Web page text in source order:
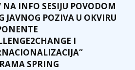
NA INFO SESIJU POVODOM
JAVNOG POZIVA U OKVIRU
I
SPRING